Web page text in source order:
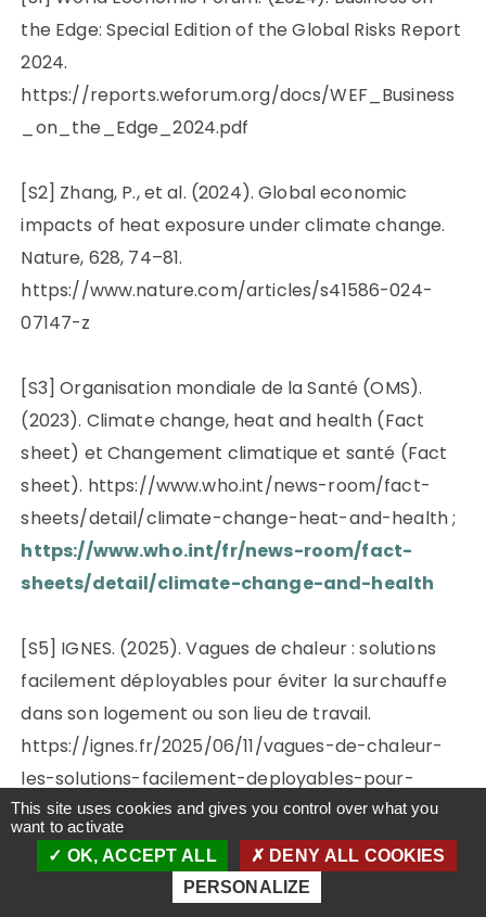
the Edge: Special Edition of the Global Risks Report
2024.
https://reports.weforum.org/docs/WEF_Business
_on_the_Edge_2024.pdf
[S2] Zhang, P., et al. (2024). Global economic
impacts of heat exposure under climate change.
Nature, 628, 74–81.
https://www.nature.com/articles/s41586-024-
07147-z
[S3] Organisation mondiale de la Santé (OMS).
(2023). Climate change, heat and health (Fact
sheet) et Changement climatique et santé (Fact
sheet). https://www.who.int/news-room/fact-
sheets/detail/climate-change-heat-and-health ;
https://www.who.int/fr/news-room/fact-
sheets/detail/climate-change-and-health
[S5] IGNES. (2025). Vagues de chaleur : solutions
facilement déployables pour éviter la surchauffe
dans son logement ou son lieu de travail.
https://ignes.fr/2025/06/11/vagues-de-chaleur-
les-solutions-facilement-deployables-pour-
eviter-la-surchauffe-dans-son-logement-ou-
son-lieu-de-travail/
[S6] Khedari, J., Yamtraipat, N., Pratintong, N.,
This site uses cookies and gives you control over what you
want to activate
OK, ACCEPT ALL
DENY ALL COOKIES
PERSONALIZE